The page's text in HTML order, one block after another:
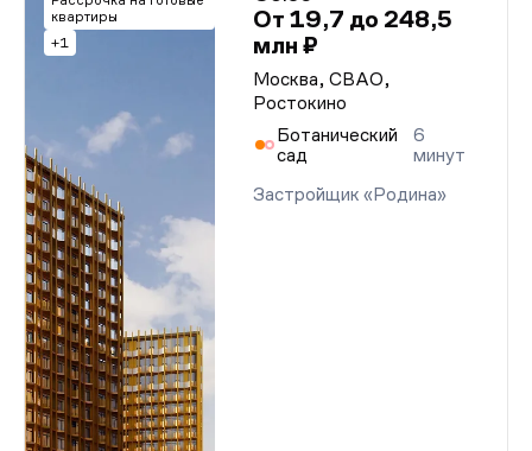
квартиры
+1
От 19,7 до 248,5
млн ₽
Москва, СВАО,
Ростокино
Ботанический
сад
6
минут
Застройщик «Родина»